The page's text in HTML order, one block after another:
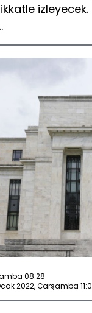
08:28
2022, Çarşamba